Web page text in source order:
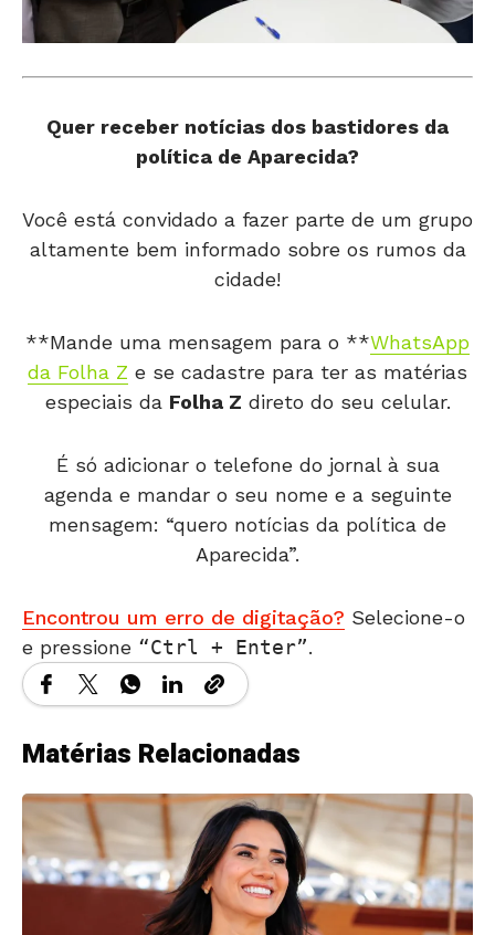
Quer receber notícias dos bastidores da
política de Aparecida?
Você está convidado a fazer parte de um grupo
altamente bem informado sobre os rumos da
cidade!
**Mande uma mensagem para o **WhatsApp
da Folha Z e se cadastre para ter as matérias
especiais da Folha Z direto do seu celular.
É só adicionar o telefone do jornal à sua
agenda e mandar o seu nome e a seguinte
mensagem: “quero notícias da política de
Aparecida”.
Encontrou um erro de digitação? Selecione-o
e pressione
Ctrl + Enter .
Matérias Relacionadas